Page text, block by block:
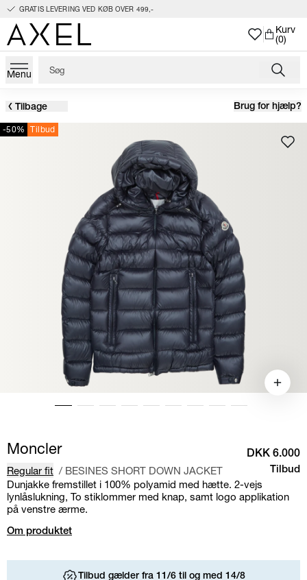
GRATIS LEVERING VED KØB OVER 499,-
Kurv
(0)
Menu
Tilbage Brug for hjælp?
-50% Tilbud
Moncler
Regular fit / BESINES SHORT DOWN JACKET
DKK 6.000
Tilbud
Dunjakke fremstillet i 100% polyamid med hætte. 2-vejs
lynlåslukning, To stiklommer med knap, samt logo applikation
på venstre ærme.
Om produktet
Tilbud gælder fra 11/6 til og med 14/8